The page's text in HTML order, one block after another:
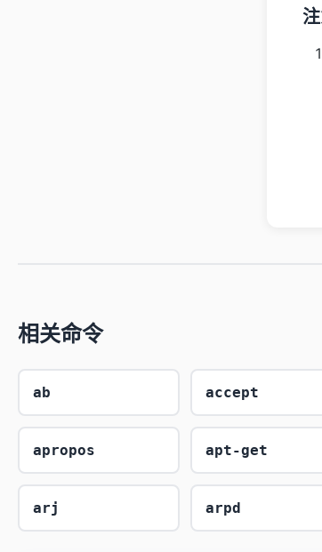
相关命令
ab accept
apropos apt-get
arj arpd